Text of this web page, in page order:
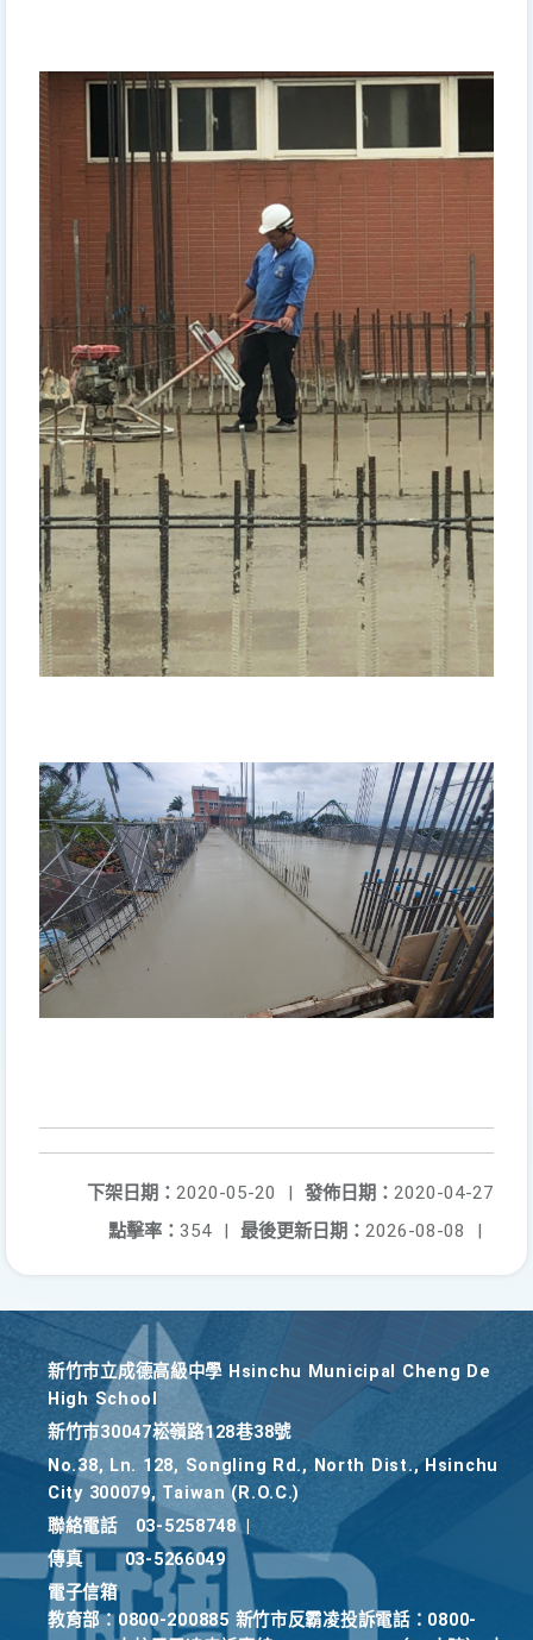
發佈日期： 2020-04-27
下架日期： 2020-05-20
|
最後更新日期： 2026-08-08 |
點擊率： 354 |
新竹巿立成德高級中學 Hsinchu Municipal Cheng De
High School
新竹巿30047崧嶺路128巷38號
No.38, Ln. 128, Songling Rd., North Dist., Hsinchu
City 300079, Taiwan (R.O.C.)
聯絡電話
03-5258748
傳真
03-5266049
電子信箱
教育部：0800-200885 新竹市反霸凌投訴電話：0800-